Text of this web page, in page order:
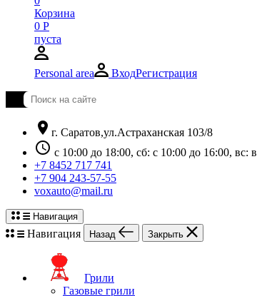
Корзина
0 Р
пуста
Personal area ВходРегистрация
location_on г. Саратов,ул.Астраханская 103/8
schedule с 10:00 до 18:00, сб: с 10:00 до 16:00,
+7 8452 717 741
+7 904 243-57-55
voxauto@mail.ru
Навигация
Навигация Назад Закрыть
Грили
Газовые грили